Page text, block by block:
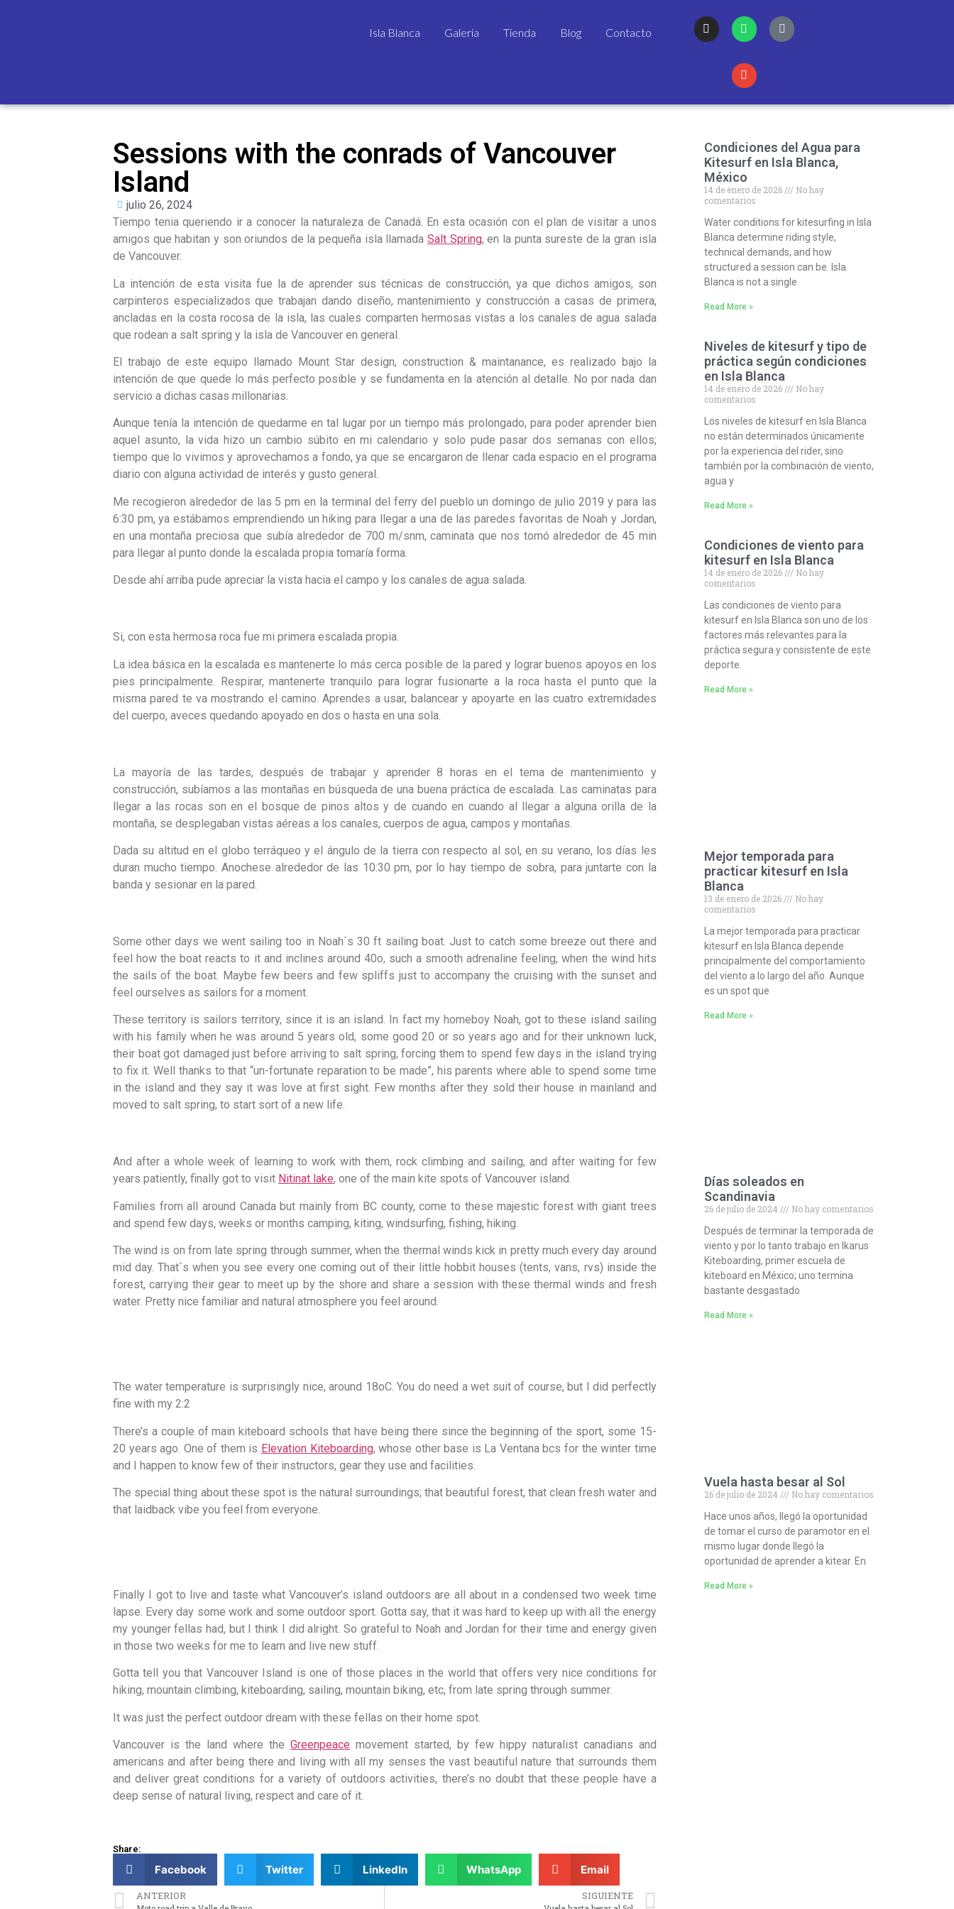
Isla Blanca Galería Tienda Blog Contacto
Sessions with the conrads of Vancouver
Island
julio 26, 2024
Tiempo tenia queriendo ir a conocer la naturaleza de Canadá. En esta ocasión con el plan de visitar a unos
amigos que habitan y son oriundos de la pequeña isla llamada Salt Spring, en la punta sureste de la gran isla
de Vancouver.
La intención de esta visita fue la de aprender sus técnicas de construcción, ya que dichos amigos, son
carpinteros especializados que trabajan dando diseño, mantenimiento y construcción a casas de primera,
ancladas en la costa rocosa de la isla, las cuales comparten hermosas vistas a los canales de agua salada
que rodean a salt spring y la isla de Vancouver en general.
El trabajo de este equipo llamado Mount Star design, construction & maintanance, es realizado bajo la
intención de que quede lo más perfecto posible y se fundamenta en la atención al detalle. No por nada dan
servicio a dichas casas millonarias.
Aunque tenía la intención de quedarme en tal lugar por un tiempo más prolongado, para poder aprender bien
aquel asunto, la vida hizo un cambio súbito en mi calendario y solo pude pasar dos semanas con ellos;
tiempo que lo vivimos y aprovechamos a fondo, ya que se encargaron de llenar cada espacio en el programa
diario con alguna actividad de interés y gusto general.
Me recogieron alrededor de las 5 pm en la terminal del ferry del pueblo un domingo de julio 2019 y para las
6:30 pm, ya estábamos emprendiendo un hiking para llegar a una de las paredes favoritas de Noah y Jordan,
en una montaña preciosa que subía alrededor de 700 m/snm, caminata que nos tomó alrededor de 45 min
para llegar al punto donde la escalada propia tomaría forma.
Desde ahí arriba pude apreciar la vista hacia el campo y los canales de agua salada.
Si, con esta hermosa roca fue mi primera escalada propia.
La idea básica en la escalada es mantenerte lo más cerca posible de la pared y lograr buenos apoyos en los
pies principalmente. Respirar, mantenerte tranquilo para lograr fusionarte a la roca hasta el punto que la
misma pared te va mostrando el camino. Aprendes a usar, balancear y apoyarte en las cuatro extremidades
del cuerpo, aveces quedando apoyado en dos o hasta en una sola.
La mayoría de las tardes, después de trabajar y aprender 8 horas en el tema de mantenimiento y
construcción, subíamos a las montañas en búsqueda de una buena práctica de escalada. Las caminatas para
llegar a las rocas son en el bosque de pinos altos y de cuando en cuando al llegar a alguna orilla de la
montaña, se desplegaban vistas aéreas a los canales, cuerpos de agua, campos y montañas.
Dada su altitud en el globo terráqueo y el ángulo de la tierra con respecto al sol, en su verano, los días les
duran mucho tiempo. Anochese alrededor de las 10:30 pm, por lo hay tiempo de sobra, para juntarte con la
banda y sesionar en la pared.
Some other days we went sailing too in Noah´s 30 ft sailing boat. Just to catch some breeze out there and
feel how the boat reacts to it and inclines around 40o, such a smooth adrenaline feeling, when the wind hits
the sails of the boat. Maybe few beers and few spliffs just to accompany the cruising with the sunset and
feel ourselves as sailors for a moment.
These territory is sailors territory, since it is an island. In fact my homeboy Noah, got to these island sailing
with his family when he was around 5 years old, some good 20 or so years ago and for their unknown luck,
their boat got damaged just before arriving to salt spring, forcing them to spend few days in the island trying
to fix it. Well thanks to that “un-fortunate reparation to be made”, his parents where able to spend some time
in the island and they say it was love at first sight. Few months after they sold their house in mainland and
moved to salt spring, to start sort of a new life.
And after a whole week of learning to work with them, rock climbing and sailing, and after waiting for few
years patiently, finally got to visit Nitinat lake, one of the main kite spots of Vancouver island.
Families from all around Canada but mainly from BC county, come to these majestic forest with giant trees
and spend few days, weeks or months camping, kiting, windsurfing, fishing, hiking.
The wind is on from late spring through summer, when the thermal winds kick in pretty much every day around
mid day. That´s when you see every one coming out of their little hobbit houses (tents, vans, rvs) inside the
forest, carrying their gear to meet up by the shore and share a session with these thermal winds and fresh
water. Pretty nice familiar and natural atmosphere you feel around.
The water temperature is surprisingly nice, around 18oC. You do need a wet suit of course, but I did perfectly
fine with my 2:2
There’s a couple of main kiteboard schools that have being there since the beginning of the sport, some 15-
20 years ago. One of them is Elevation Kiteboarding, whose other base is La Ventana bcs for the winter time
and I happen to know few of their instructors, gear they use and facilities.
The special thing about these spot is the natural surroundings; that beautiful forest, that clean fresh water and
that laidback vibe you feel from everyone.
Finally I got to live and taste what Vancouver’s island outdoors are all about in a condensed two week time
lapse. Every day some work and some outdoor sport. Gotta say, that it was hard to keep up with all the energy
my younger fellas had, but I think I did alright. So grateful to Noah and Jordan for their time and energy given
in those two weeks for me to learn and live new stuff.
Gotta tell you that Vancouver Island is one of those places in the world that offers very nice conditions for
hiking, mountain climbing, kiteboarding, sailing, mountain biking, etc, from late spring through summer.
It was just the perfect outdoor dream with these fellas on their home spot.
Vancouver is the land where the Greenpeace movement started, by few hippy naturalist canadians and
americans and after being there and living with all my senses the vast beautiful nature that surrounds them
and deliver great conditions for a variety of outdoors activities, there’s no doubt that these people have a
deep sense of natural living, respect and care of it.
Share:
Facebook Twitter LinkedIn WhatsApp Email
ANTERIOR SIGUIENTE
Condiciones del Agua para
Kitesurf en Isla Blanca,
México
14 de enero de 2026
No hay
comentarios
Water conditions for kitesurfing in Isla
Blanca determine riding style,
technical demands, and how
structured a session can be. Isla
Blanca is not a single
Read More »
Niveles de kitesurf y tipo de
práctica según condiciones
en Isla Blanca
14 de enero de 2026
No hay
comentarios
Los niveles de kitesurf en Isla Blanca
no están determinados únicamente
por la experiencia del rider, sino
también por la combinación de viento,
agua y
Read More »
Condiciones de viento para
kitesurf en Isla Blanca
14 de enero de 2026
No hay
comentarios
Las condiciones de viento para
kitesurf en Isla Blanca son uno de los
factores más relevantes para la
práctica segura y consistente de este
deporte.
Read More »
Mejor temporada para
practicar kitesurf en Isla
Blanca
13 de enero de 2026
No hay
comentarios
La mejor temporada para practicar
kitesurf en Isla Blanca depende
principalmente del comportamiento
del viento a lo largo del año. Aunque
es un spot que
Read More »
Días soleados en
Scandinavia
26 de julio de 2024
No hay comentarios
Después de terminar la temporada de
viento y por lo tanto trabajo en Ikarus
Kiteboarding, primer escuela de
kiteboard en México; uno termina
bastante desgastado
Read More »
Vuela hasta besar al Sol
26 de julio de 2024
No hay comentarios
Hace unos años, llegó la oportunidad
de tomar el curso de paramotor en el
mismo lugar donde llegó la
oportunidad de aprender a kitear. En
Read More »